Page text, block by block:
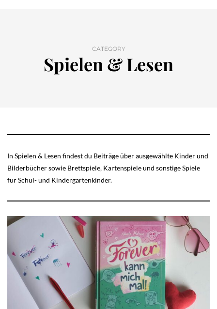
CATEGORY
Spielen & Lesen
In Spielen & Lesen findest du Beiträge über ausgewählte Kinder und
Bilderbücher sowie Brettspiele, Kartenspiele und sonstige Spiele
für Schul- und Kindergartenkinder.